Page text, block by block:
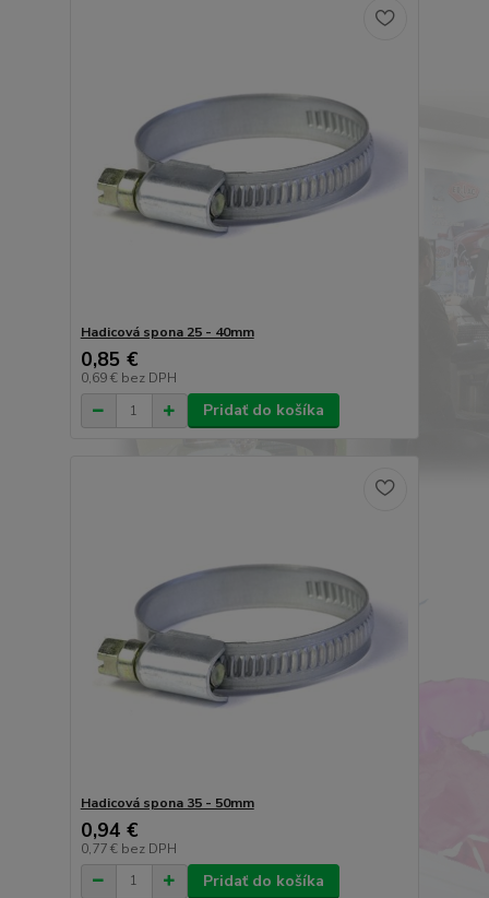
Hadicová spona 25 - 40mm
0,85 €
0,69 € bez DPH
Pridať do košíka
Hadicová spona 35 - 50mm
0,94 €
0,77 € bez DPH
Pridať do košíka